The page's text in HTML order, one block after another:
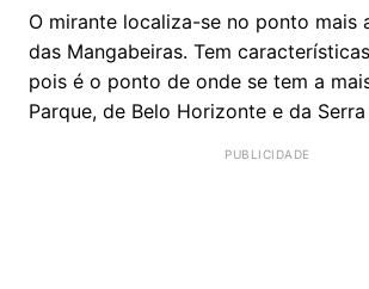
O mirante localiza-se no ponto mais
das Mangabeiras. Tem
pois é o ponto de onde se tem a
Parque, de Belo Horizonte e da